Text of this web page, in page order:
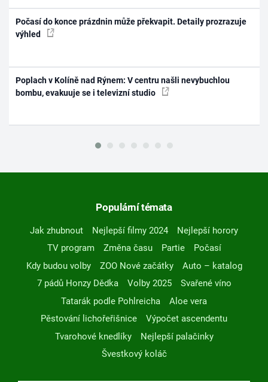
Počasí do konce prázdnin může překvapit. Detaily prozrazuje
výhled
Poplach v Kolíně nad Rýnem: V centru našli nevybuchlou
bombu, evakuuje se i televizní studio
Populární témata
Jak zhubnout Nejlepší filmy 2024
Nejlepší horory
TV program
Změna času Partie
Počasí
Kdy budou volby
ZOO Nové začátky
Auto – katalog
7 pádů Honzy Dědka
Volby 2025
Svařené víno
Tatarák podle Pohlreicha
Aloe vera
Pěstování lichořeřišnice
Výpočet ascendentu
Tvarohové knedlíky
Nejlepší palačinky
Švestkový koláč